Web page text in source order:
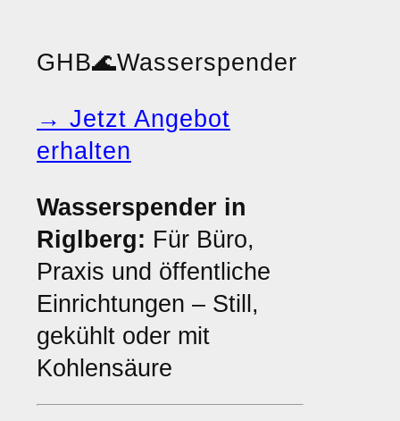
GHB🌊Wasserspender
→ Jetzt Angebot
erhalten
Wasserspender in
Riglberg: Für Büro,
Praxis und öffentliche
Einrichtungen – Still,
gekühlt oder mit
Kohlensäure